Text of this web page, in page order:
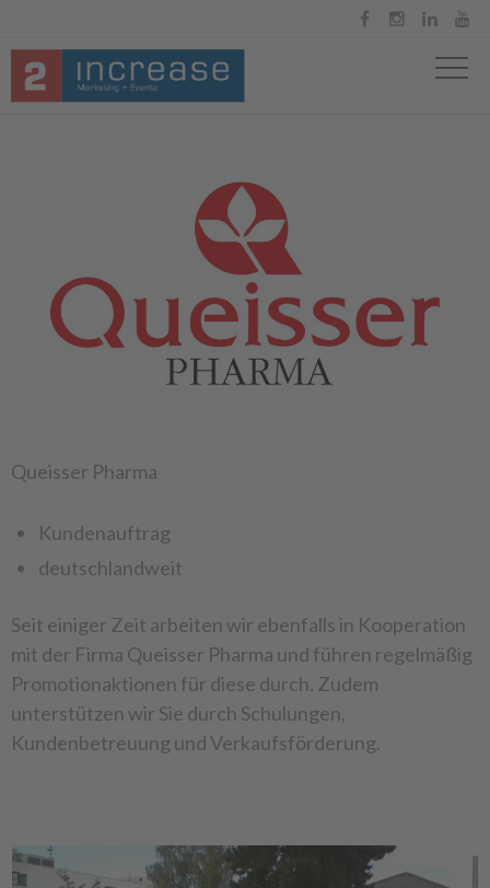
   
Queisser Pharma
Kundenauftrag
deutschlandweit
Seit einiger Zeit arbeiten wir ebenfalls in Kooperation
mit der Firma Queisser Pharma und führen regelmäßig
Promotionaktionen für diese durch. Zudem
unterstützen wir Sie durch Schulungen,
Kundenbetreuung und Verkaufsförderung.